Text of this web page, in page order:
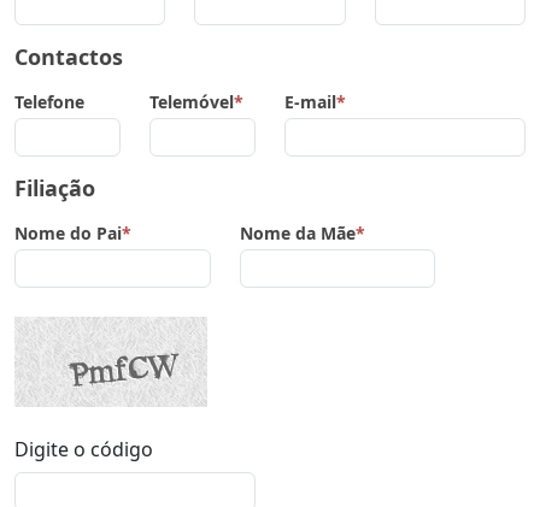
Contactos
Telefone Telemóvel* E-mail*
Filiação
Nome do Pai* Nome da Mãe*
Digite o código